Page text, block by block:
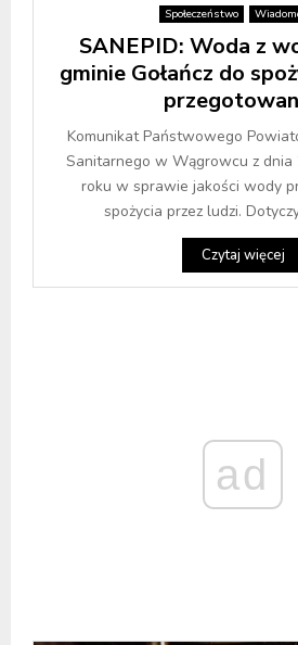
Społeczeństwo
SANEPID: Woda z
gminie Gołańcz do
Komunikat Państwowego
Sanitarnego w Wągrowcu z dnia
roku w sprawie jakości wody
spożycia przez ludzi.
Czytaj więcej
ad